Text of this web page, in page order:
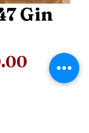
Gin
Price